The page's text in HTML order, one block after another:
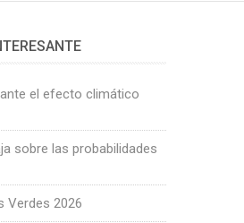
el efecto climático
sobre las probabilidades
Verdes 2026